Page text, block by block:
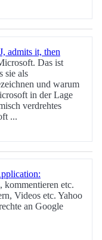
admits it, then
Das ist
sie als
und warum
in der Lage
verdrehtes
...
kommentieren etc.
Videos etc. Yahoo
an Google